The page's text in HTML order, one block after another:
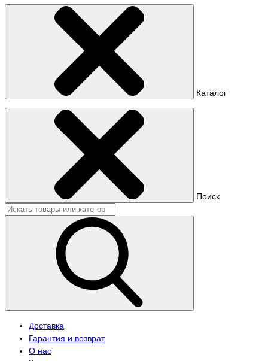
Каталог
Поиск
Доставка
Гарантия и возврат
О нас